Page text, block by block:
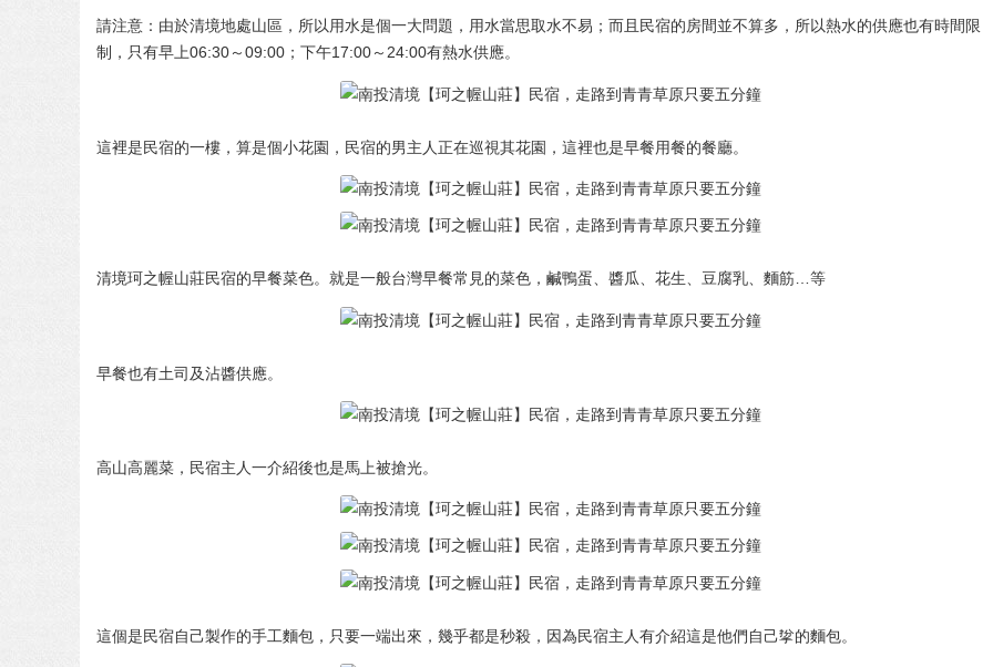
請注意：由於清境地處山區，所以用水是個一大問題，用水當思取水不易；而且民宿的房間並不算多，所以熱水的供應也有時間限
制，只有早上06:30～09:00；下午17:00～24:00有熱水供應。
這裡是民宿的一樓，算是個小花園，民宿的男主人正在巡視其花園，這裡也是早餐用餐的餐廳。
清境珂之幄山莊民宿的早餐菜色。就是一般台灣早餐常見的菜色，鹹鴨蛋、醬瓜、花生、豆腐乳、麵筋…等
早餐也有土司及沾醬供應。
高山高麗菜，民宿主人一介紹後也是馬上被搶光。
這個是民宿自己製作的手工麵包，只要一端出來，幾乎都是秒殺，因為民宿主人有介紹這是他們自己㧳的麵包。